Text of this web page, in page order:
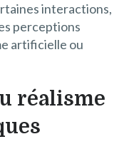
interactions,
perceptions
artificielle ou
réalisme